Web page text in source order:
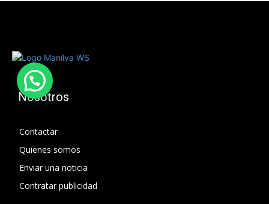
Nosotros
Contactar
Quienes somos
Enviar una noticia
Contratar publicidad